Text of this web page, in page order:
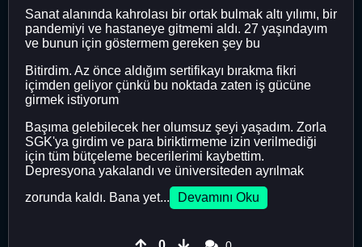
Sanat alanında kahrolası bir ortak bulmak altı yılımı, bir
pandemiyi ve hastaneye gitmemi aldı. 27 yaşındayım
ve bunun için göstermem gereken şey bu
Bitirdim. Az önce aldığım sertifikayı bırakma fikri
içimden geliyor çünkü bu noktada zaten iş gücüne
girmek istiyorum
Başıma gelebilecek her olumsuz şeyi yaşadım. Zorla
SGK'ya girdim ve para biriktirmeme izin verilmediği
için tüm bütçeleme becerilerimi kaybettim.
Depresyona yakalandı ve üniversiteden ayrılmak
zorunda kaldı. Bana yet...
Devamını Oku